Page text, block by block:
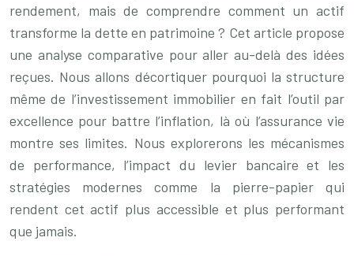
rendement, mais de comprendre comment un actif
transforme la dette en patrimoine ? Cet article propose
une analyse comparative pour aller au-delà des idées
reçues. Nous allons décortiquer pourquoi la structure
même de l’investissement immobilier en fait l’outil par
excellence pour battre l’inflation, là où l’assurance vie
montre ses limites. Nous explorerons les mécanismes
de performance, l’impact du levier bancaire et les
stratégies modernes comme la pierre-papier qui
rendent cet actif plus accessible et plus performant
que jamais.